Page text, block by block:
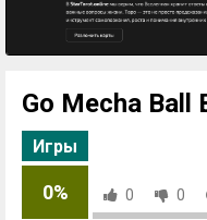
Go Mecha Ball
Игры
0% 0 0